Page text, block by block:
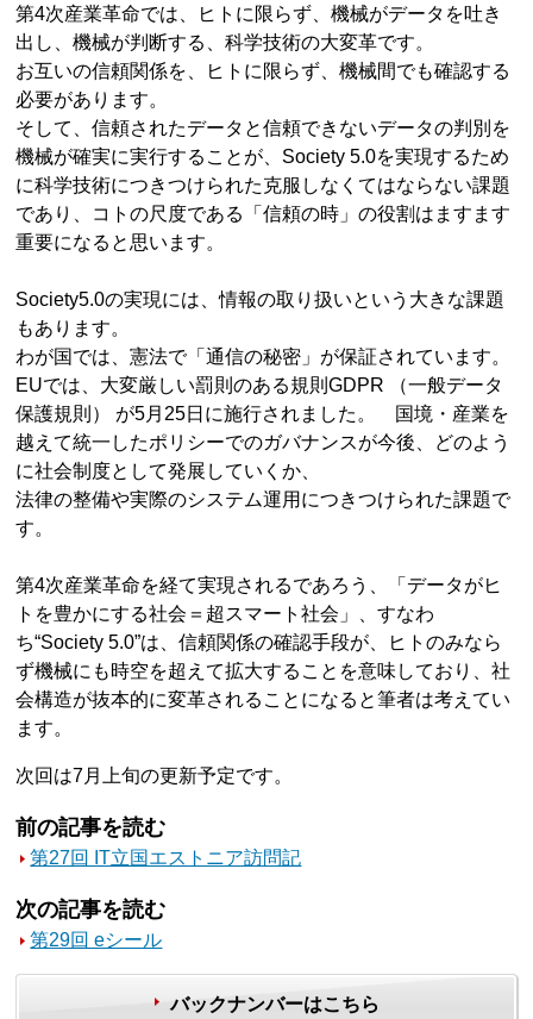
第4次産業革命では、ヒトに限らず、機械がデータを吐き
出し、機械が判断する、科学技術の大変革です。
お互いの信頼関係を、ヒトに限らず、機械間でも確認する
必要があります。
そして、信頼されたデータと信頼できないデータの判別を
機械が確実に実行することが、Society 5.0を実現するため
に科学技術につきつけられた克服しなくてはならない課題
であり、コトの尺度である「信頼の時」の役割はますます
重要になると思います。
Society5.0の実現には、情報の取り扱いという大きな課題
もあります。
わが国では、憲法で「通信の秘密」が保証されています。
EUでは、大変厳しい罰則のある規則GDPR （一般データ
保護規則） が5月25日に施行されました。 国境・産業を
越えて統一したポリシーでのガバナンスが今後、どのよう
に社会制度として発展していくか、
法律の整備や実際のシステム運用につきつけられた課題で
す。
第4次産業革命を経て実現されるであろう、「データがヒ
トを豊かにする社会＝超スマート社会」、すなわ
ち“Society 5.0”は、信頼関係の確認手段が、ヒトのみなら
ず機械にも時空を超えて拡大することを意味しており、社
会構造が抜本的に変革されることになると筆者は考えてい
ます。
次回は7月上旬の更新予定です。
前の記事を読む
第27回 IT立国エストニア訪問記
次の記事を読む
第29回 eシール
バックナンバーはこちら